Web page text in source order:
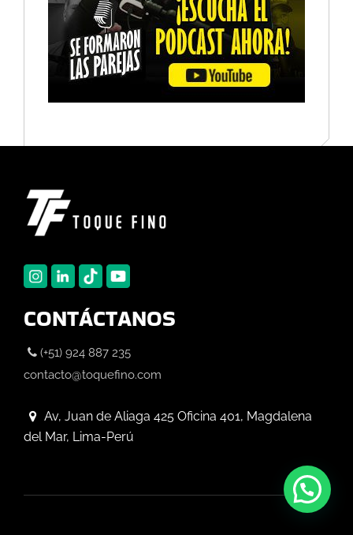
CONTÁCTANOS
(+51) 924 887 235
contacto@toquefino.com
Av, Juan de Aliaga 425 Oficina 401, Magdalena
del Mar, Lima-Perú